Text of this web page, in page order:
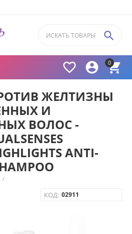
0




ЖЕЛТИЗНЫ
И
ВОЛОС -
ANTI-
/
КОД: 02911